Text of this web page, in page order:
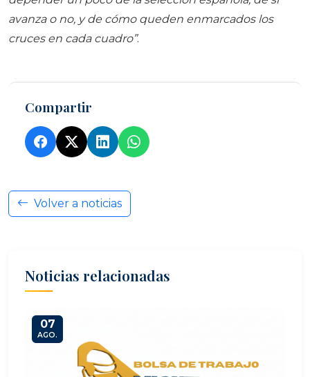
avanza o no, y de cómo queden enmarcados los
cruces en cada cuadro”.
Compartir
Volver a noticias
Noticias relacionadas
07
AGO.